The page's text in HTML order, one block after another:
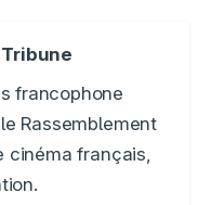
francophone
Rassemblement
cinéma français,